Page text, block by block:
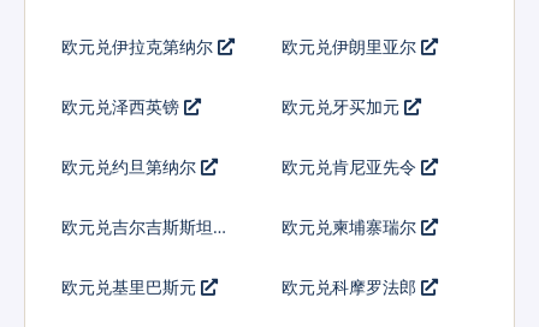
欧元兑伊拉克第纳尔 欧元兑伊朗里亚尔
欧元兑泽西英镑 欧元兑牙买加元
欧元兑约旦第纳尔 欧元兑肯尼亚先令
欧元兑吉尔吉斯斯坦索
欧元兑柬埔寨瑞尔
欧元兑基里巴斯元 欧元兑科摩罗法郎